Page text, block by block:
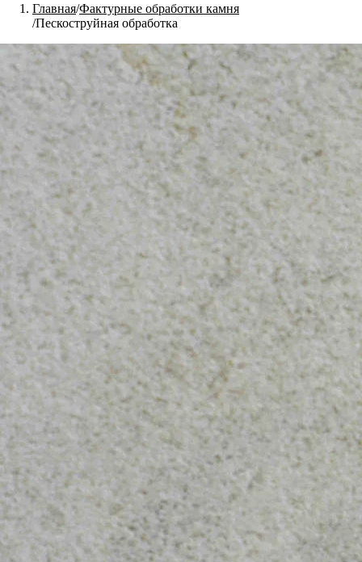
Главная Фактурные обработки камня
Пескоструйная обработка